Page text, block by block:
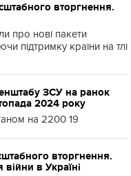
вторгнення.
про нові пакети
підтримку країни на тлі
ЗСУ на ранок
2024 року
на 2200 19
вторгнення.
війни в Україні